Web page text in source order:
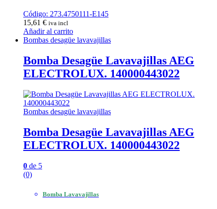
Código: 273.4750111-E145
15,61 € iva incl
Añadir al carrito
Bombas desagüe lavavajillas
Bomba Desagüe Lavavajillas AEG
ELECTROLUX. 140000443022
Bombas desagüe lavavajillas
Bomba Desagüe Lavavajillas AEG
ELECTROLUX. 140000443022
0 de 5
(0)
Bomba Lavavajillas